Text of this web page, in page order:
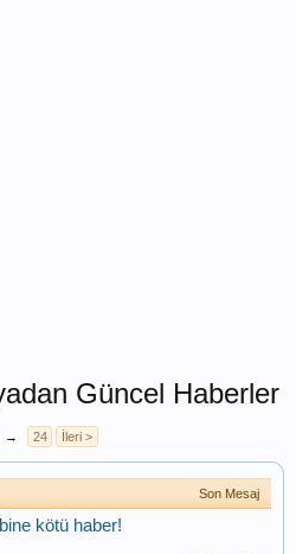
Güncel Haberler
→ 24 İleri >
Son Mesaj
kötü haber!